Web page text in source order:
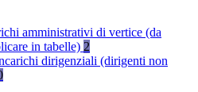
amministrativi di vertice (da
in tabelle) 2
dirigenziali (dirigenti non